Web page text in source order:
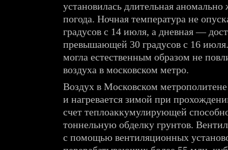
установилась длительная аномально
погода. Ночная температура не
градусов с 14 июля, а дневная —
превышающей 30 градусов с 16
могла естественным образом не
воздуха в московском метро.
Воздух в Московском
и нагревается зимой при
счет теплоаккумулирующей
тоннельную обделку грунтов.
с помощью вентиляционных